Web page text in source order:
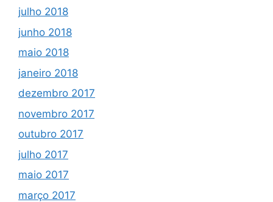
julho 2018
junho 2018
maio 2018
janeiro 2018
dezembro 2017
novembro 2017
outubro 2017
julho 2017
maio 2017
março 2017